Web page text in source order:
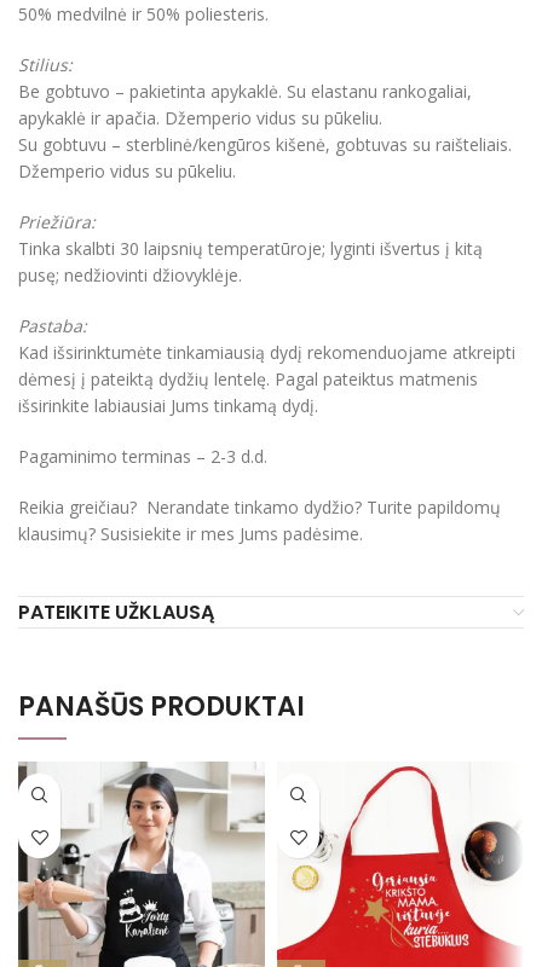
50% medvilnė ir 50% poliesteris.
Stilius:
Be gobtuvo – pakietinta apykaklė. Su elastanu rankogaliai,
apykaklė ir apačia. Džemperio vidus su pūkeliu.
Su gobtuvu – sterblinė/kengūros kišenė, gobtuvas su raišteliais.
Džemperio vidus su pūkeliu.
Priežiūra:
Tinka skalbti 30 laipsnių temperatūroje; lyginti išvertus į kitą
pusę; nedžiovinti džiovyklėje.
Pastaba:
Kad išsirinktumėte tinkamiausią dydį rekomenduojame atkreipti
dėmesį į pateiktą dydžių lentelę. Pagal pateiktus matmenis
išsirinkite labiausiai Jums tinkamą dydį.
Pagaminimo terminas – 2-3 d.d.
Reikia greičiau? Nerandate tinkamo dydžio? Turite papildomų
klausimų? Susisiekite ir mes Jums padėsime.
PATEIKITE UŽKLAUSĄ
PANAŠŪS PRODUKTAI